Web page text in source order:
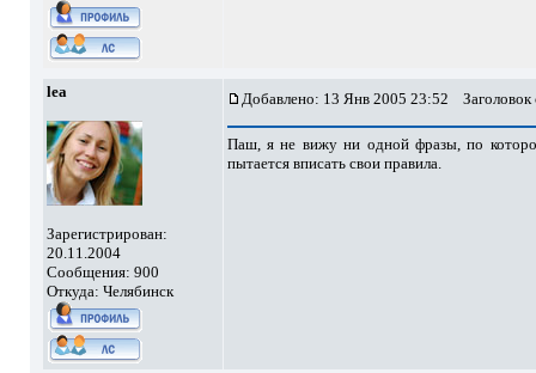
lea
Зарегистрирован:
20.11.2004
Сообщения: 900
Откуда: Челябинск
Добавлено: 13 Янв 2005 23:52
Паш, я не вижу ни одной фразы, по
пытается вписать свои правила.